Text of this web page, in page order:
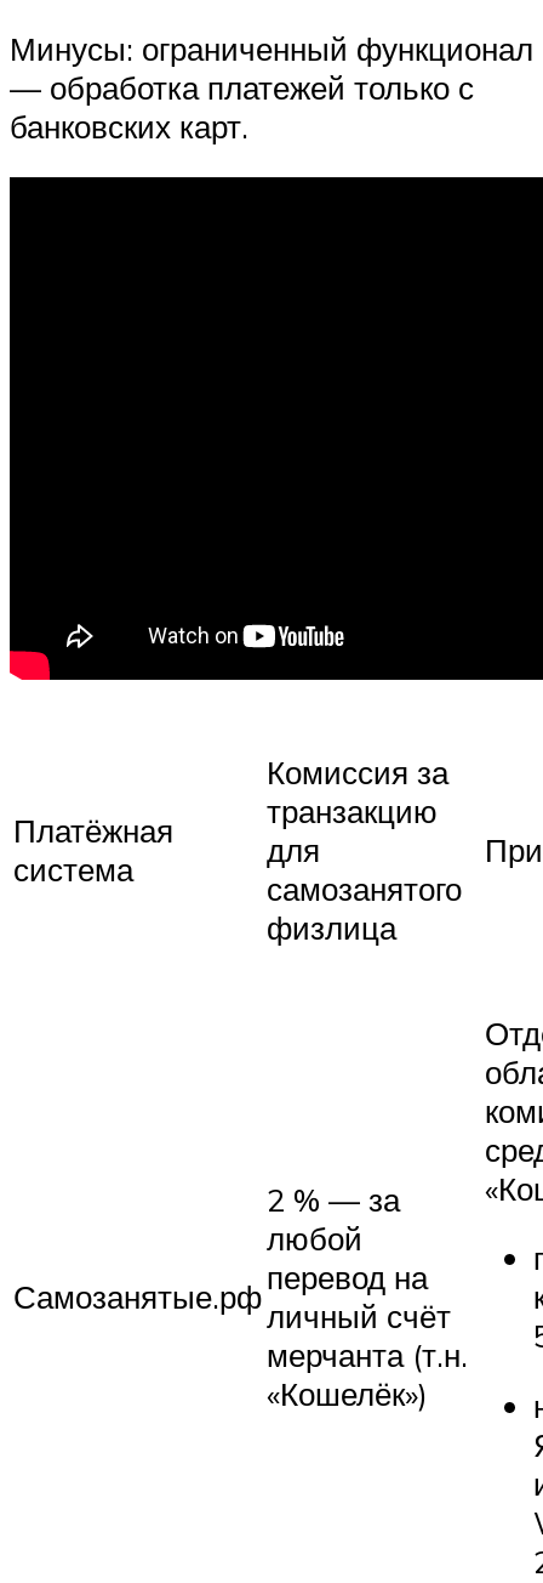
Минусы: ограниченный функционал
— обработка платежей только с
банковских карт.
Платёжная
система
Комиссия за
транзакцию
для
самозанятого
физлица
Самозанятые.рф
2 % — за
любой
перевод на
личный счёт
мерчанта (т.н.
«Кошелёк»)